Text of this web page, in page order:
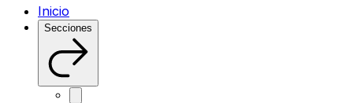
Inicio
Secciones